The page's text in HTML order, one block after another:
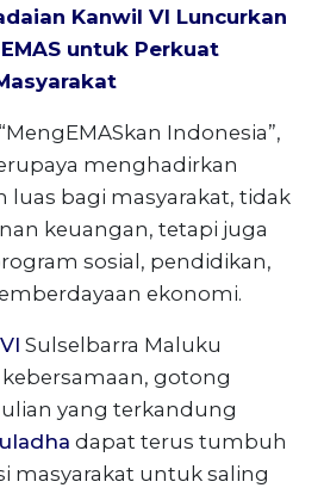
Kanwil VI Luncurkan
untuk Perkuat
Indonesia”,
menghadirkan
luas bagi masyarakat, tidak
keuangan, tetapi juga
sosial, pendidikan,
ekonomi.
Sulselbarra Maluku
gotong
yang terkandung
dapat terus tumbuh
masyarakat untuk saling